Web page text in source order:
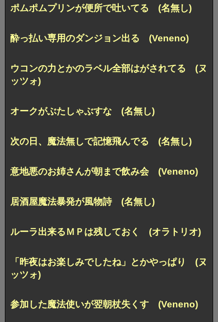
ポムポムプリンが便所で吐いてる (名無し)
酔っ払い専用のダンジョン出る (Veneno)
ウコンの力とかのラベル全部はがされてる (ヌ
ッツォ)
オークがぶたしゃぶすな (名無し)
次の日、魔法無しで記憶飛んでる (名無し)
意地悪のお姉さんが朝まで飲み会 (Veneno)
居酒屋魔法暴発が風物詩 (名無し)
ルーラ出来るＭＰは残しておく (オラトリオ)
「昨夜はお楽しみでしたね」とかやっぱり (ヌ
ッツォ)
参加した魔法使いが翌朝杖失くす (Veneno)